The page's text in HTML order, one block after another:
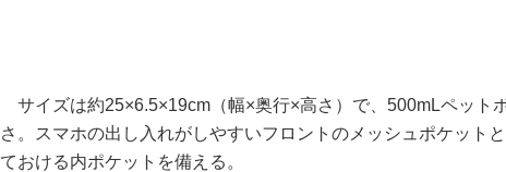
サイズは約25×6.5×19cm（幅×奥行×高さ）で、500mLペット
さ。スマホの出し入れがしやすいフロントのメッシュポケット
ておける内ポケットを備える。